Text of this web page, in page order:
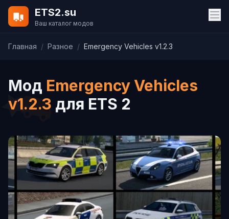
ETS2.su
Ваш каталог модов
Главная / Разное / Emergency Vehicles v1.2.3
Мод Emergency Vehicles
v1.2.3 для ETS 2